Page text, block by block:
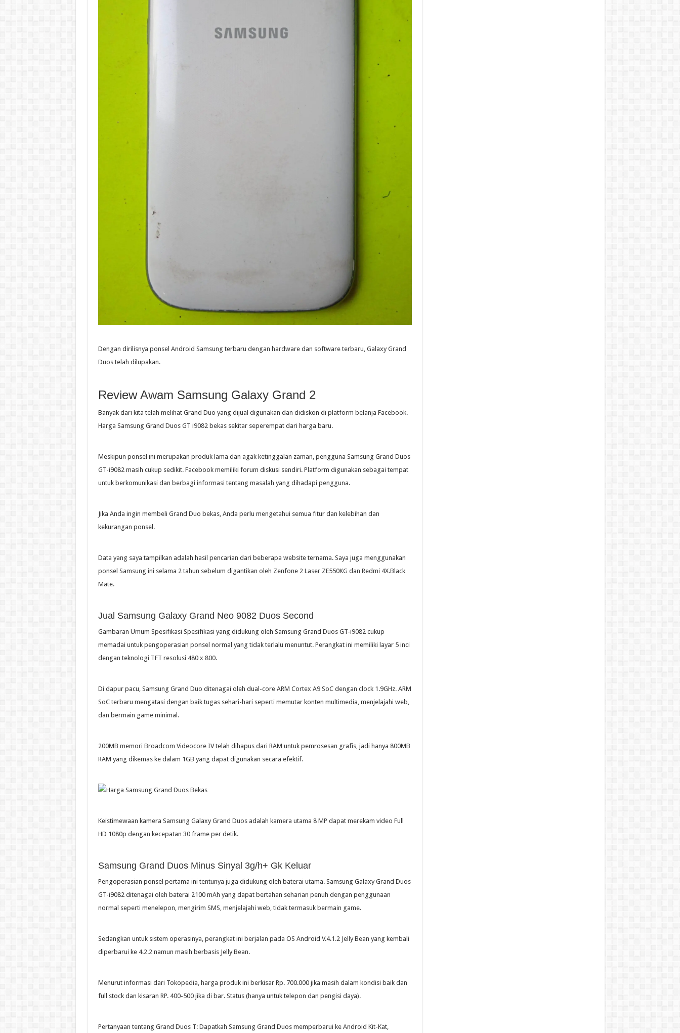
Dengan dirilisnya ponsel Android Samsung terbaru dengan hardware dan software terbaru, Galaxy Grand
Duos telah dilupakan.
Review Awam Samsung Galaxy Grand 2
Banyak dari kita telah melihat Grand Duo yang dijual digunakan dan didiskon di platform belanja Facebook.
Harga Samsung Grand Duos GT i9082 bekas sekitar seperempat dari harga baru.
Meskipun ponsel ini merupakan produk lama dan agak ketinggalan zaman, pengguna Samsung Grand Duos
GT-i9082 masih cukup sedikit. Facebook memiliki forum diskusi sendiri. Platform digunakan sebagai tempat
untuk berkomunikasi dan berbagi informasi tentang masalah yang dihadapi pengguna.
Jika Anda ingin membeli Grand Duo bekas, Anda perlu mengetahui semua fitur dan kelebihan dan
kekurangan ponsel.
Data yang saya tampilkan adalah hasil pencarian dari beberapa website ternama. Saya juga menggunakan
ponsel Samsung ini selama 2 tahun sebelum digantikan oleh Zenfone 2 Laser ZE550KG dan Redmi 4X.Black
Mate.
Jual Samsung Galaxy Grand Neo 9082 Duos Second
Gambaran Umum Spesifikasi Spesifikasi yang didukung oleh Samsung Grand Duos GT-i9082 cukup
memadai untuk pengoperasian ponsel normal yang tidak terlalu menuntut. Perangkat ini memiliki layar 5 inci
dengan teknologi TFT resolusi 480 x 800.
Di dapur pacu, Samsung Grand Duo ditenagai oleh dual-core ARM Cortex A9 SoC dengan clock 1.9GHz. ARM
SoC terbaru mengatasi dengan baik tugas sehari-hari seperti memutar konten multimedia, menjelajahi web,
dan bermain game minimal.
200MB memori Broadcom Videocore IV telah dihapus dari RAM untuk pemrosesan grafis, jadi hanya 800MB
RAM yang dikemas ke dalam 1GB yang dapat digunakan secara efektif.
Keistimewaan kamera Samsung Galaxy Grand Duos adalah kamera utama 8 MP dapat merekam video Full
HD 1080p dengan kecepatan 30 frame per detik.
Samsung Grand Duos Minus Sinyal 3g/h+ Gk Keluar
Pengoperasian ponsel pertama ini tentunya juga didukung oleh baterai utama. Samsung Galaxy Grand Duos
GT-i9082 ditenagai oleh baterai 2100 mAh yang dapat bertahan seharian penuh dengan penggunaan
normal seperti menelepon, mengirim SMS, menjelajahi web, tidak termasuk bermain game.
Sedangkan untuk sistem operasinya, perangkat ini berjalan pada OS Android V.4.1.2 Jelly Bean yang kembali
diperbarui ke 4.2.2 namun masih berbasis Jelly Bean.
Menurut informasi dari Tokopedia, harga produk ini berkisar Rp. 700.000 jika masih dalam kondisi baik dan
full stock dan kisaran RP. 400-500 jika di bar. Status (hanya untuk telepon dan pengisi daya).
Pertanyaan tentang Grand Duos T: Dapatkah Samsung Grand Duos memperbarui ke Android Kit-Kat,